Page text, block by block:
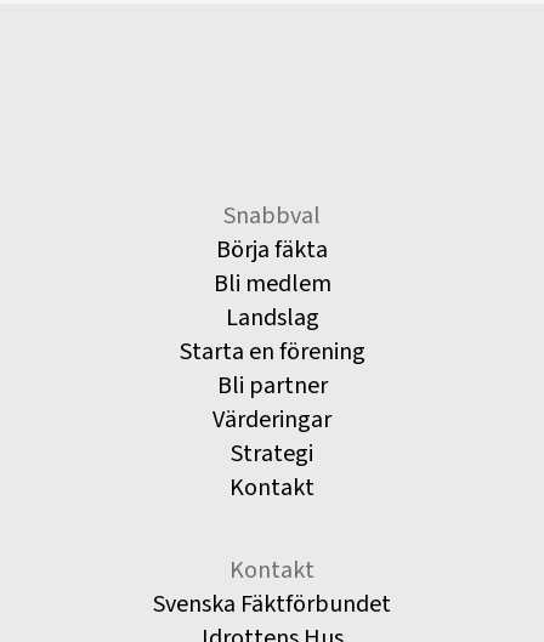
Snabbval
Börja fäkta
Bli medlem
Landslag
Starta en förening
Bli partner
Värderingar
Strategi
Kontakt
Kontakt
Svenska Fäktförbundet